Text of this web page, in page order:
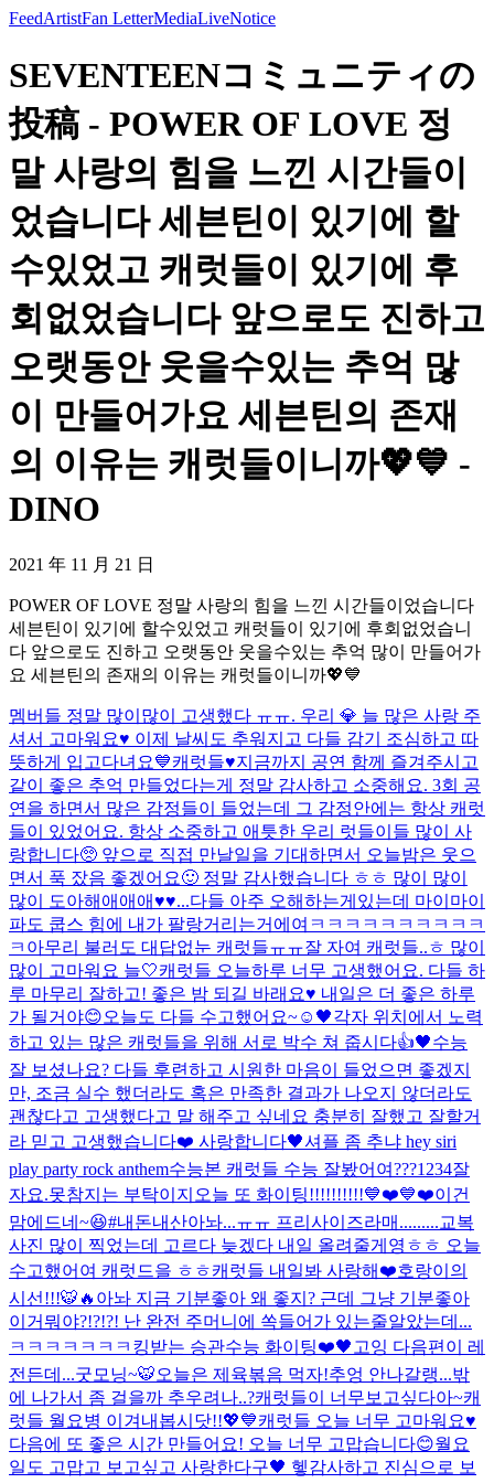
FeedArtistFan LetterMediaLiveNotice
SEVENTEENコミュニティの
投稿 - POWER OF LOVE 정
말 사랑의 힘을 느낀 시간들이
었습니다 세븐틴이 있기에 할
수있었고 캐럿들이 있기에 후
회없었습니다 앞으로도 진하고
오랫동안 웃을수있는 추억 많
이 만들어가요 세븐틴의 존재
의 이유는 캐럿들이니까💖💙 -
DINO
2021 年 11 月 21 日
POWER OF LOVE 정말 사랑의 힘을 느낀 시간들이었습니다
세븐틴이 있기에 할수있었고 캐럿들이 있기에 후회없었습니
다 앞으로도 진하고 오랫동안 웃을수있는 추억 많이 만들어가
요 세븐틴의 존재의 이유는 캐럿들이니까💖💙
멤버들 정말 많이많이 고생했다 ㅠㅠ. 우리 💎 늘 많은 사랑 주
셔서 고마워요♥️ 이제 날씨도 추워지고 다들 감기 조심하고 따
뜻하게 입고다녀요💙캐럿들♥️지금까지 공연 함께 즐겨주시고
같이 좋은 추억 만들었다는게 정말 감사하고 소중해요. 3회 공
연을 하면서 많은 감정들이 들었는데 그 감정안에는 항상 캐럿
들이 있었어요. 항상 소중하고 애틋한 우리 럿들이들 많이 사
랑합니다🥺 앞으로 직접 만날일을 기대하면서 오늘밤은 웃으
면서 푹 잤음 좋겠어요🙂 정말 감사했습니다 ㅎㅎ 많이 많이
많이 도아해애애애♥️♥...다들 아주 오해하는게있는데 마이마이
파도 쿱스 힘에 내가 팔랑거리는거에여ㅋㅋㅋㅋㅋㅋㅋㅋㅋㅋ
ㅋ 아무리 불러도 대답없눈 캐럿들ㅠㅠ잘 자여 캐럿들..ㅎ 많이
많이 고마워요 늘🤍캐럿들 오늘하루 너무 고생했어요. 다들 하
루 마무리 잘하고! 좋은 밤 되길 바래요♥️ 내일은 더 좋은 하루
가 될거야😊오늘도 다들 수고했어요~☺️ 🖤각자 위치에서 노력
하고 있는 많은 캐럿들을 위해 서로 박수 쳐 줍시다👍🖤수능
잘 보셨나요? 다들 후련하고 시원한 마음이 들었으면 좋겠지
만, 조금 실수 했더라도 혹은 만족한 결과가 나오지 않더라도
괜찮다고 고생했다고 말 해주고 싶네요 충분히 잘했고 잘할거
라 믿고 고생했습니다❤️ 사랑합니다🖤셔플 좀 추냐 hey siri
play party rock anthem수능본 캐럿들 수능 잘봤어여???1234잘
자요.못참지는 부탁이지 오늘 또 화이팅!!!!!!!!!!💙❤️💙❤️이건
맘에드네~😆#내돈내산아놔...ㅠㅠ 프리사이즈라매.........교복
사진 많이 찍었는데 고르다 늦겠다 내일 올려줄게영ㅎㅎ 오늘
수고했어여 캐럿드을 ㅎㅎ캐럿들 내일봐 사랑해❤️호랑이의
시선!!!🐯🔥 아놔 지금 기분좋아 왜 좋지? 근데 그냥 기분좋아
이거뭐야?!?!?! 난 완전 주머니에 쏙들어가 있는줄알았는데...
ㅋㅋㅋㅋㅋㅋㅋ 킹받는 승관수능 화이팅❤️🖤 고잉 다음편이 레
전든데...굿모닝~🐯오늘은 제육볶음 먹자!추엉 안나갈랭...밖
에 나가서 좀 걸을까 추우려나..?캐럿들이 너무보고싶다아~캐
럿들 월요병 이겨내봅시닷!!💖💙캐럿들 오늘 너무 고마워요♥️
다음에 또 좋은 시간 만들어요! 오늘 너무 고맙습니다😊월요
일도 고맙고 보고싶고 사랑한다구🖤 헿감사하고 진심으로 보